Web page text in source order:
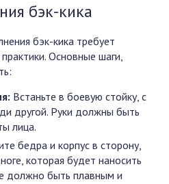
бэк-кика
бэк-кика требует
Основные шаги,
Встаньте в боевую стойку, с
другой. Руки должны быть
лица.
бедра и корпус в сторону,
которая будет наносить
должно быть плавным и